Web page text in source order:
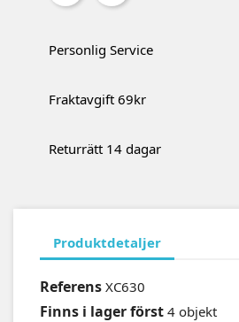
Personlig Service
Fraktavgift 69kr
Returrätt 14 dagar
Produktdetaljer
Referens XC630
Finns i lager först 4 objekt